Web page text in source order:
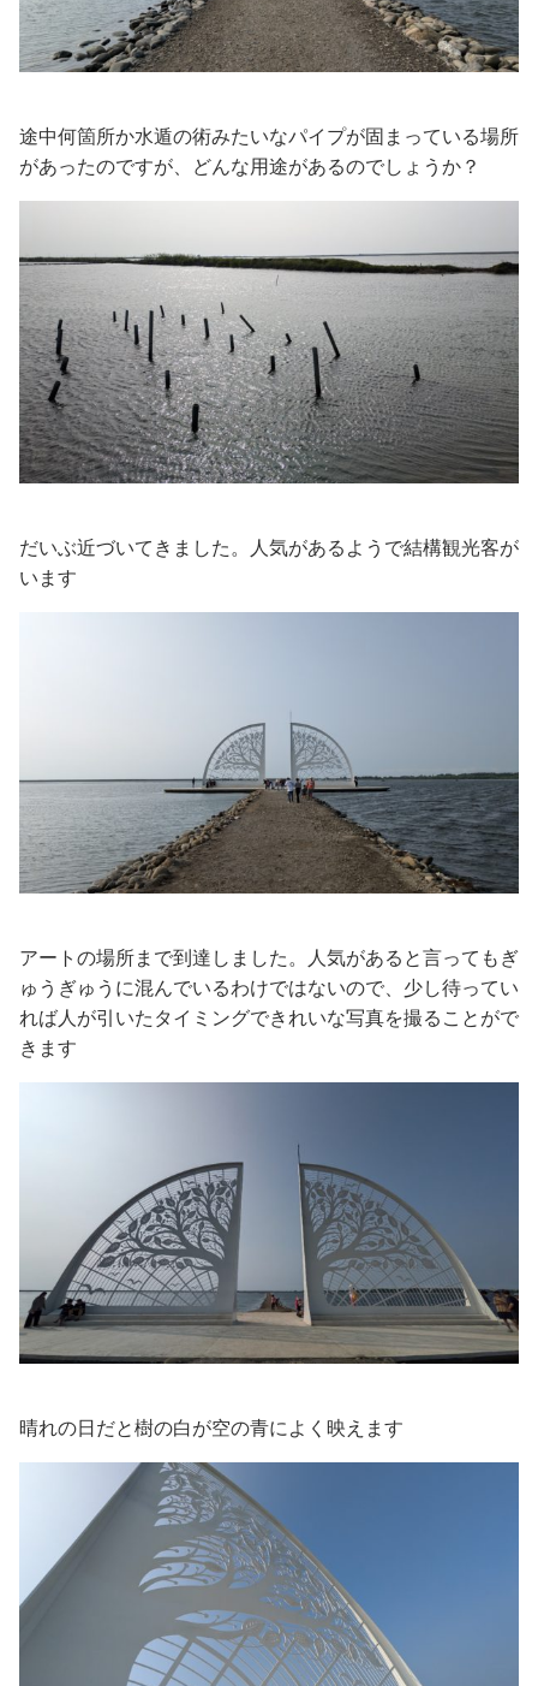
途中何箇所か水遁の術みたいなパイプが固まっている場所
があったのですが、どんな用途があるのでしょうか？
だいぶ近づいてきました。人気があるようで結構観光客が
います
アートの場所まで到達しました。人気があると言ってもぎ
ゅうぎゅうに混んでいるわけではないので、少し待ってい
れば人が引いたタイミングできれいな写真を撮ることがで
きます
晴れの日だと樹の白が空の青によく映えます